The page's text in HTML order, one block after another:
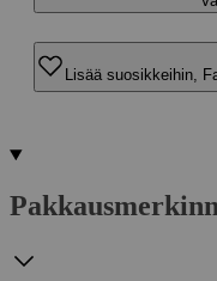
Lisää suosikkeihin,